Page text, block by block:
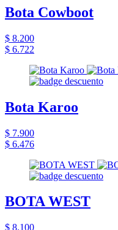
Bota Cowboot
$ 8.200
$ 6.722
Bota Karoo
$ 7.900
$ 6.476
BOTA WEST
$ 8.100